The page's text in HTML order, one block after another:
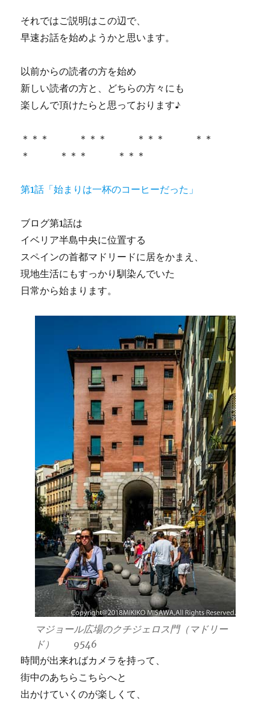
それではご説明はこの辺で、
早速お話を始めようかと思います。
以前からの読者の方を始め
新しい読者の方と、どちらの方々にも
楽しんで頂けたらと思っております♪
＊＊＊ ＊＊＊ ＊＊＊ ＊＊
＊ ＊＊＊ ＊＊＊
第1話「始まりは一杯のコーヒーだった」
ブログ第1話は
イベリア半島中央に位置する
スペインの首都マドリードに居をかまえ、
現地生活にもすっかり馴染んでいた
日常から始まります。
マジョール広場のクチジェロス門（マドリー
ド） 9546
時間が出来ればカメラを持って、
街中のあちらこちらへと
出かけていくのが楽しくて、